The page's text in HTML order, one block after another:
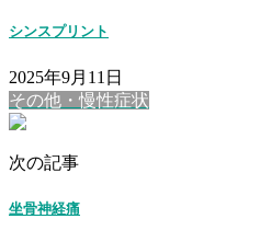
シンスプリント
2025年9月11日
その他・慢性症状
次の記事
坐骨神経痛